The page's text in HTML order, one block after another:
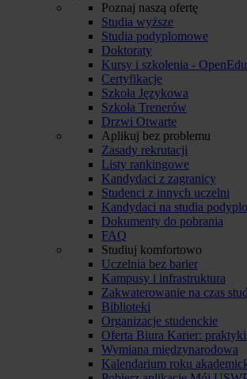
Poznaj naszą ofertę
Studia wyższe
Studia podyplomowe
Doktoraty
Kursy i szkolenia - OpenEdu
Certyfikacje
Szkoła Językowa
Szkoła Trenerów
Drzwi Otwarte
Aplikuj bez problemu
Zasady rekrutacji
Listy rankingowe
Kandydaci z zagranicy
Studenci z innych uczelni
Kandydaci na studia
Dokumenty do pobrania
FAQ
Studiuj komfortowo
Uczelnia bez barier
Kampusy i infrastruktura
Zakwaterowanie na czas
Biblioteki
Organizacje studenckie
Oferta Biura Karier: praktyki
Wymiana międzynarodowa
Kalendarium roku